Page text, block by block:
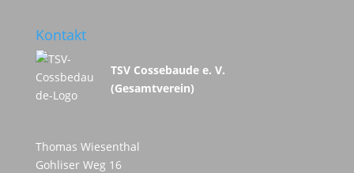
Kontakt
TSV Cossebaude e. V.
(Gesamtverein)
Thomas Wiesenthal
Gohliser Weg 16